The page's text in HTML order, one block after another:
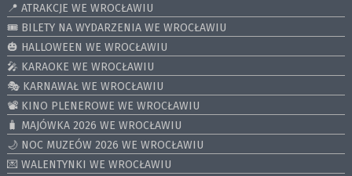
📍 ATRAKCJE WE WROCŁAWIU
🎟️ BILETY NA WYDARZENIA WE WROCŁAWIU
🎃 HALLOWEEN WE WROCŁAWIU
🎤 KARAOKE WE WROCŁAWIU
🎭 KARNAWAŁ WE WROCŁAWIU
📽️ KINO PLENEROWE WE WROCŁAWIU
🧳 MAJÓWKA 2026 WE WROCŁAWIU
🌙 NOC MUZEÓW 2026 WE WROCŁAWIU
💌 WALENTYNKI WE WROCŁAWIU